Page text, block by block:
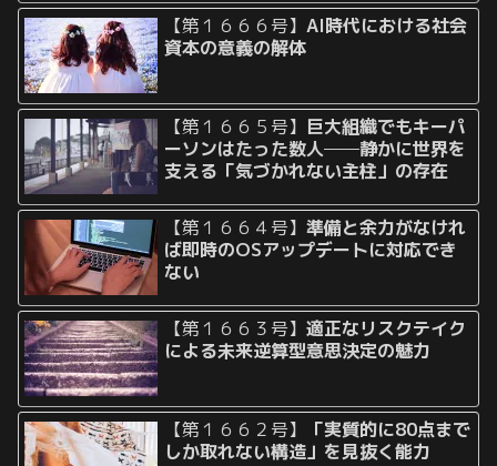
【第１６６６号】AI時代における社会
資本の意義の解体
【第１６６５号】 巨大組織でもキーパ
ーソンはたった数人──静かに世界を
支える「気づかれない主柱」の存在
【第１６６４号】準備と余力がなけれ
ば即時のOSアップデートに対応でき
ない
【第１６６３号】適正なリスクテイク
による未来逆算型意思決定の魅力
【第１６６２号】
「実質的に80点まで
しか取れない構造」を見抜く能力